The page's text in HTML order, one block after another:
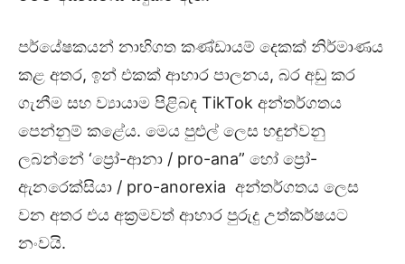
පර්යේෂකයන් නාභිගත කණ්ඩායම් දෙකක් නිර්මාණය
කළ අතර, ඉන් එකක් ආහාර පාලනය, බර අඩු කර
ගැනීම සහ ව්‍යායාම පිළිබඳ TikTok අන්තර්ගතය
පෙන්නුම් කළේය. මෙය පුළුල් ලෙස හඳුන්වනු
ලබන්නේ ‘ප්‍රෝ-ආනා / pro-ana” හෝ ප්‍රෝ-
ඇනරෙක්සියා / pro-anorexia අන්තර්ගතය ලෙස
වන අතර එය අක්‍රමවත් ආහාර පුරුදු උත්කර්ෂයට
නංවයි.